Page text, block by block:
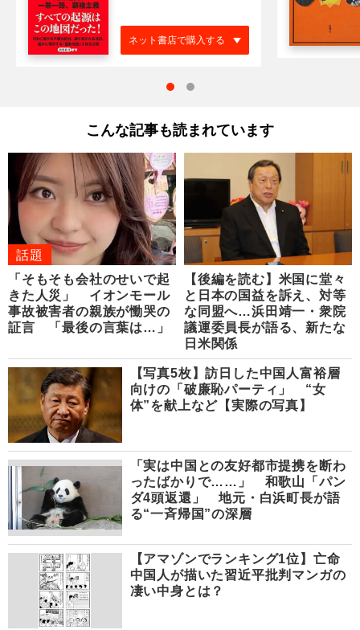
ネット書店で購入する
こんな記事も読まれています
話題
「そもそも会社のせいで起
きた人災」 イオンモール
事故被害者の親族が慟哭の
証言 「最後の言葉は…」
【後編を読む】米国に堂々
と日本の国益を訴え、対等
な同盟へ…浜田靖一・衆院
議運委員長が語る、新たな
日米関係
【写真5枚】訪日した中国人富裕層
向けの「破廉恥パーティ」 “女
体”を献上など【実際の写真】
「実は中国との友好都市提携を断わ
ったばかりで……」 和歌山「パン
ダ4頭返還」 地元・白浜町長が語
る“一斉帰国”の深層
【アマゾンでランキング1位】亡命
中国人が描いた習近平批判マンガの
凄い中身とは？